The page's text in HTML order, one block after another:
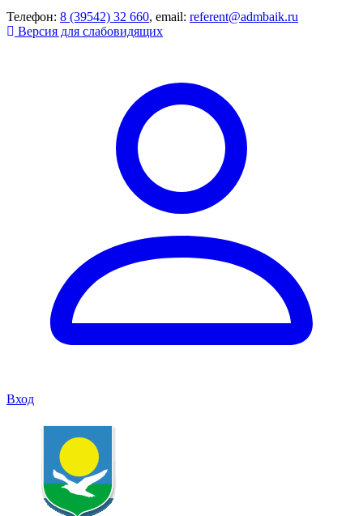
Телефон: 8 (39542) 32 660, email: referent@admbaik.ru
Версия для слабовидящих
Вход